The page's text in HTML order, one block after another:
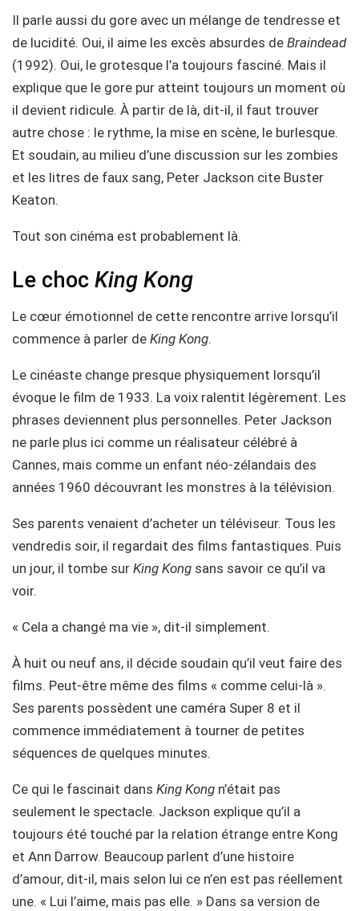
Il parle aussi du gore avec un mélange de tendresse et
de lucidité. Oui, il aime les excès absurdes de Braindead
(1992). Oui, le grotesque l’a toujours fasciné. Mais il
explique que le gore pur atteint toujours un moment où
il devient ridicule. À partir de là, dit-il, il faut trouver
autre chose : le rythme, la mise en scène, le burlesque.
Et soudain, au milieu d’une discussion sur les zombies
et les litres de faux sang, Peter Jackson cite Buster
Keaton.
Tout son cinéma est probablement là.
Le choc King Kong
Le cœur émotionnel de cette rencontre arrive lorsqu’il
commence à parler de King Kong.
Le cinéaste change presque physiquement lorsqu’il
évoque le film de 1933. La voix ralentit légèrement. Les
phrases deviennent plus personnelles. Peter Jackson
ne parle plus ici comme un réalisateur célébré à
Cannes, mais comme un enfant néo-zélandais des
années 1960 découvrant les monstres à la télévision.
Ses parents venaient d’acheter un téléviseur. Tous les
vendredis soir, il regardait des films fantastiques. Puis
un jour, il tombe sur King Kong sans savoir ce qu’il va
voir.
« Cela a changé ma vie », dit-il simplement.
À huit ou neuf ans, il décide soudain qu’il veut faire des
films. Peut-être même des films « comme celui-là ».
Ses parents possèdent une caméra Super 8 et il
commence immédiatement à tourner de petites
séquences de quelques minutes.
Ce qui le fascinait dans King Kong n’était pas
seulement le spectacle. Jackson explique qu’il a
toujours été touché par la relation étrange entre Kong
et Ann Darrow. Beaucoup parlent d’une histoire
d’amour, dit-il, mais selon lui ce n’en est pas réellement
une. « Lui l’aime, mais pas elle. » Dans sa version de